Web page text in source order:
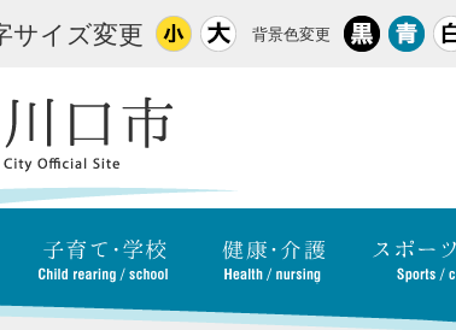
サイズ変更 背景色変更